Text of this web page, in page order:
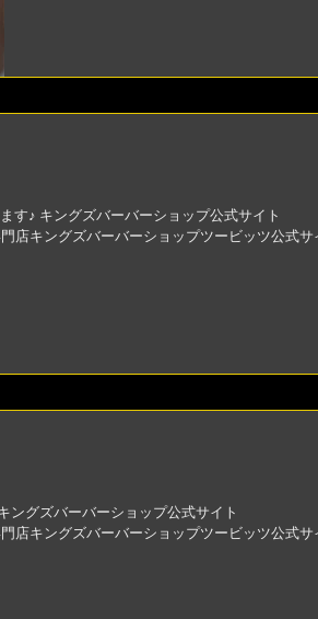
す♪ キングズバーバーショップ公式サイト
キングズバーバーショップツービッツ公式サ
ングズバーバーショップ公式サイト
キングズバーバーショップツービッツ公式サ